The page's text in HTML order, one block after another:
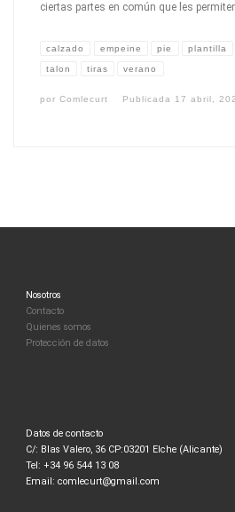
ciertas partes en común que les
calzado empeine pie plantilla
talon tiras verano
por Comlecurt Publicada 17 abril,
Nosotros
Contacto
Quienes somos
Protección de datos
Datos de contacto
C/: Blas Valero, 36 CP:03201 Elche (Alicante)
Tel: +34 96 544 13 08
Email: comlecurt@gmail.com